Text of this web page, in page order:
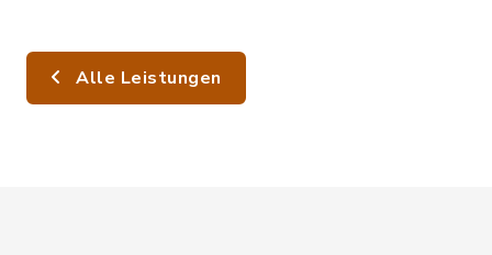
Alle Leistungen